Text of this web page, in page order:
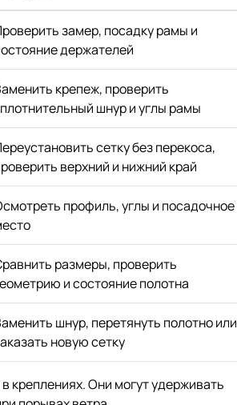
замер, посадку рамы и
держателей
крепеж, проверить
шнур и углы рамы
сетку без перекоса,
верхний и нижний край
профиль, углы и посадочное
размеры, проверить
и состояние полотна
шнур, перетянуть полотно или
новую сетку
креплениях. Они могут удерживать